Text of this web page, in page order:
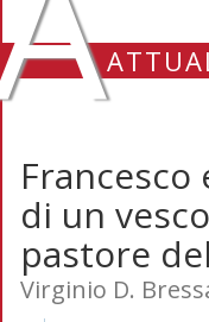
di un
pastore
Virginio D.